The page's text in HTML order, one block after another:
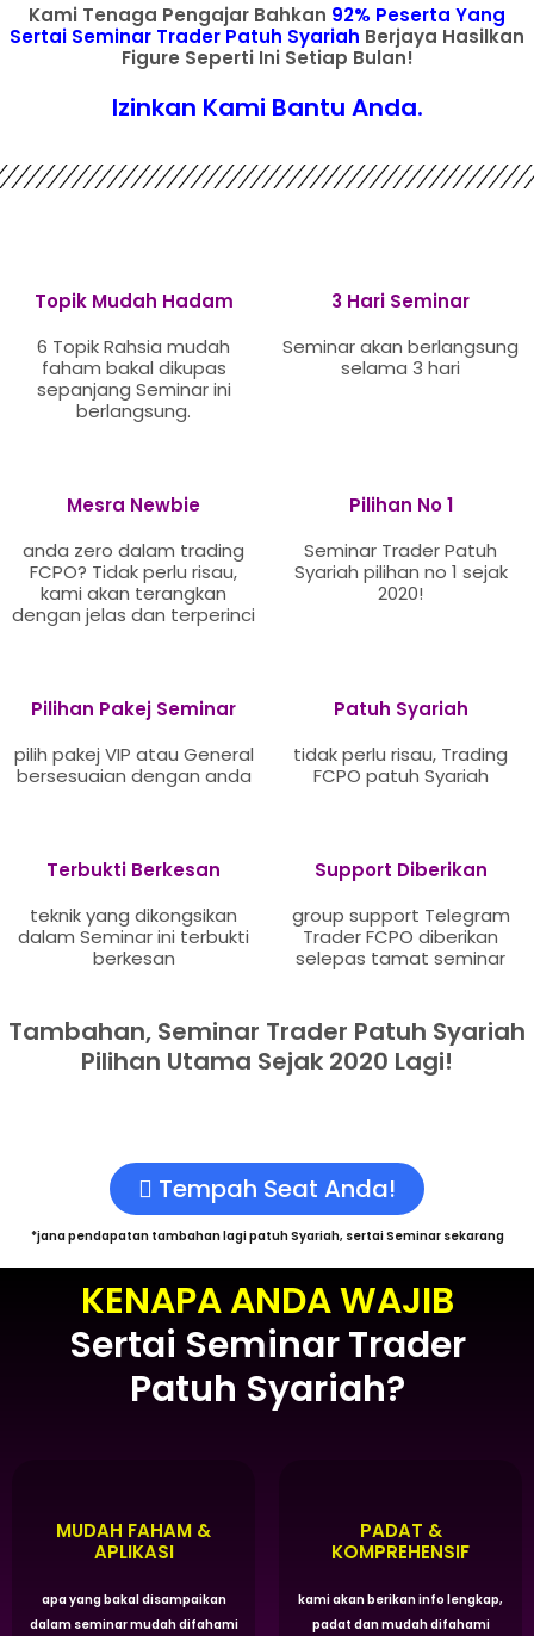
Kami Tenaga Pengajar Bahkan 92% Peserta Yang
Sertai Seminar Trader Patuh Syariah Berjaya Hasilkan
Figure Seperti Ini Setiap Bulan!
Izinkan Kami Bantu Anda.
Topik Mudah Hadam
6 Topik Rahsia mudah
faham bakal dikupas
sepanjang Seminar ini
berlangsung.
3 Hari Seminar
Seminar akan berlangsung
selama 3 hari
Mesra Newbie
anda zero dalam trading
FCPO? Tidak perlu risau,
kami akan terangkan
dengan jelas dan terperinci
Pilihan No 1
Seminar Trader Patuh
Syariah pilihan no 1 sejak
2020!
Pilihan Pakej Seminar
pilih pakej VIP atau General
bersesuaian dengan anda
Patuh Syariah
tidak perlu risau, Trading
FCPO patuh Syariah
Terbukti Berkesan
teknik yang dikongsikan
dalam Seminar ini terbukti
berkesan
Support Diberikan
group support Telegram
Trader FCPO diberikan
selepas tamat seminar
Tambahan, Seminar Trader Patuh Syariah
Pilihan Utama Sejak 2020 Lagi!
Tempah Seat Anda!
*jana pendapatan tambahan lagi patuh Syariah, sertai Seminar sekarang
KENAPA ANDA WAJIB
Sertai Seminar Trader
Patuh Syariah?
MUDAH FAHAM &
APLIKASI
apa yang bakal disampaikan
dalam seminar mudah difahami
PADAT &
KOMPREHENSIF
kami akan berikan info lengkap,
padat dan mudah difahami